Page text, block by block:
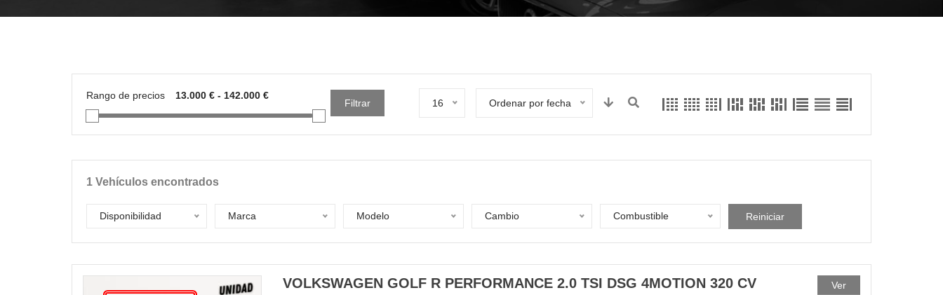
Rango de precios
Filtrar 16 Ordenar por fecha
1 Vehículos encontrados
Disponibilidad Marca Modelo Cambio Combustible Reiniciar
VOLKSWAGEN GOLF R PERFORMANCE 2.0 TSI DSG 4MOTION 320 CV Ver